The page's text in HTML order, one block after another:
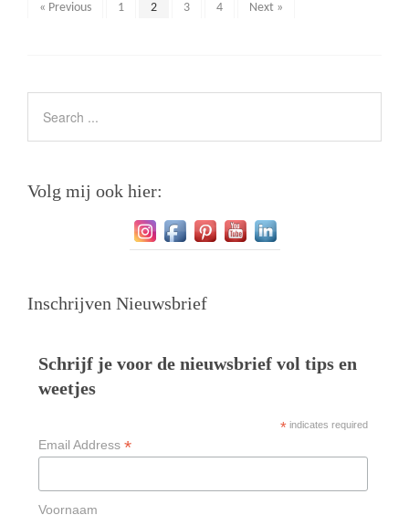
« Previous 1 2 3 4 Next »
Volg mij ook hier:
Inschrijven Nieuwsbrief
Schrijf je voor de nieuwsbrief vol tips en
weetjes
*indicates required
Email Address *
Voornaam